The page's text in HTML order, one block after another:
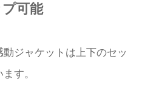
可能
ジャケットは上下のセッ
す。